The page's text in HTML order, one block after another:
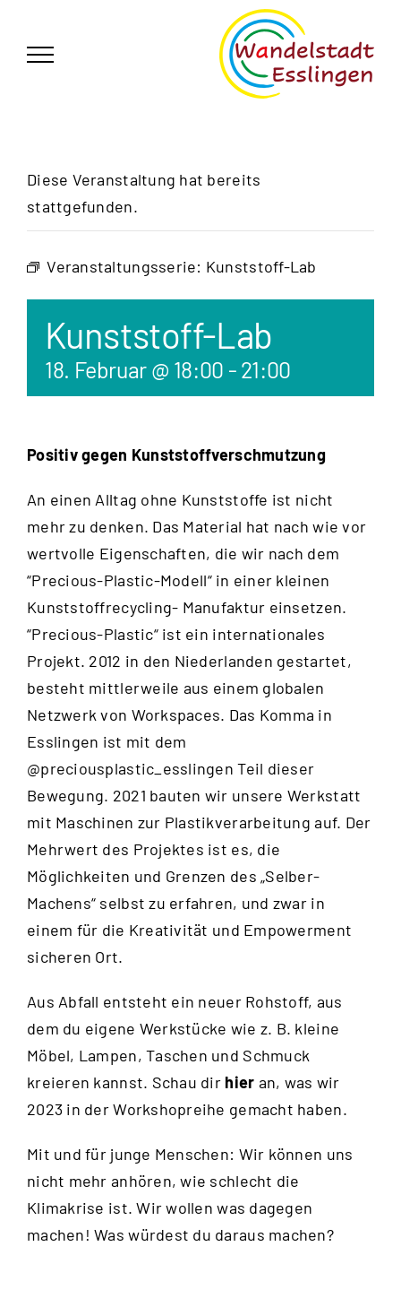
springen
Diese Veranstaltung hat bereits
stattgefunden.
Veranstaltungsserie: Kunststoff-Lab
Kunststoff-Lab
18. Februar @ 18:00 - 21:00
Positiv gegen Kunststoffverschmutzung
An einen Alltag ohne Kunststoffe ist nicht
mehr zu denken. Das Material hat nach wie vor
wertvolle Eigenschaften, die wir nach dem
“Precious-Plastic-Modell“ in einer kleinen
Kunststoffrecycling- Manufaktur einsetzen.
“Precious-Plastic“ ist ein internationales
Projekt. 2012 in den Niederlanden gestartet,
besteht mittlerweile aus einem globalen
Netzwerk von Workspaces. Das Komma in
Esslingen ist mit dem
@preciousplastic_esslingen Teil dieser
Bewegung. 2021 bauten wir unsere Werkstatt
mit Maschinen zur Plastikverarbeitung auf. Der
Mehrwert des Projektes ist es, die
Möglichkeiten und Grenzen des „Selber-
Machens“ selbst zu erfahren, und zwar in
einem für die Kreativität und Empowerment
sicheren Ort.
Aus Abfall entsteht ein neuer Rohstoff, aus
dem du eigene Werkstücke wie z. B. kleine
Möbel, Lampen, Taschen und Schmuck
kreieren kannst. Schau dir hier an, was wir
2023 in der Workshopreihe gemacht haben.
Mit und für junge Menschen: Wir können uns
nicht mehr anhören, wie schlecht die
Klimakrise ist. Wir wollen was dagegen
machen! Was würdest du daraus machen?